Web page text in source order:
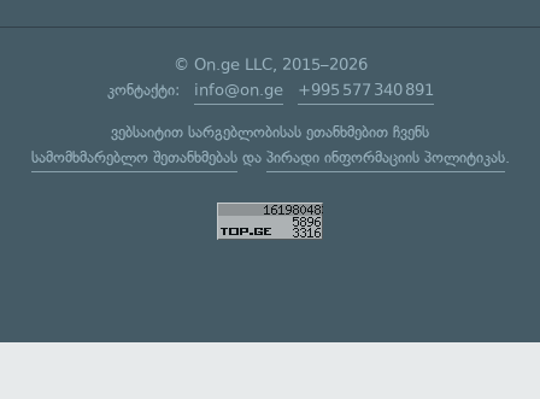
© On.ge LLC, 2015–2026
კონტაქტი: info@on.ge +995 577 340 891
ვებსაიტით სარგებლობისას ეთანხმებით ჩვენს
სამომხმარებლო შეთანხმებასდა პირადი ინფორმაციის პოლიტიკას.